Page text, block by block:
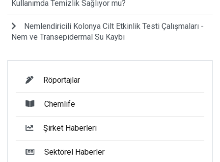
Kullanımda Temizlik Sağlıyor mu?
Nemlendiricili Kolonya Cilt Etkinlik Testi Çalışmaları -
Nem ve Transepidermal Su Kaybı
Röportajlar
Chemlife
Şirket Haberleri
Sektörel Haberler